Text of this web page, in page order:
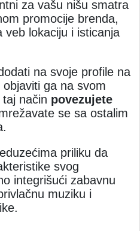
za vašu nišu smatra
promocije brenda,
veb lokaciju i isticanja
na svoje profile na
ga na svom
način povezujete
se sa ostalim
priliku da
svog
integrišući zabavnu
muziku i